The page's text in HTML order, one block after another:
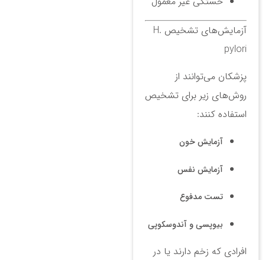
آزمایش‌های تشخیص H.
pylori
پزشکان می‌توانند از
روش‌های زیر برای تشخیص
استفاده کنند:
آزمایش خون
آزمایش نفس
تست مدفوع
بیوپسی و آندوسکوپی
افرادی که زخم دارند یا در